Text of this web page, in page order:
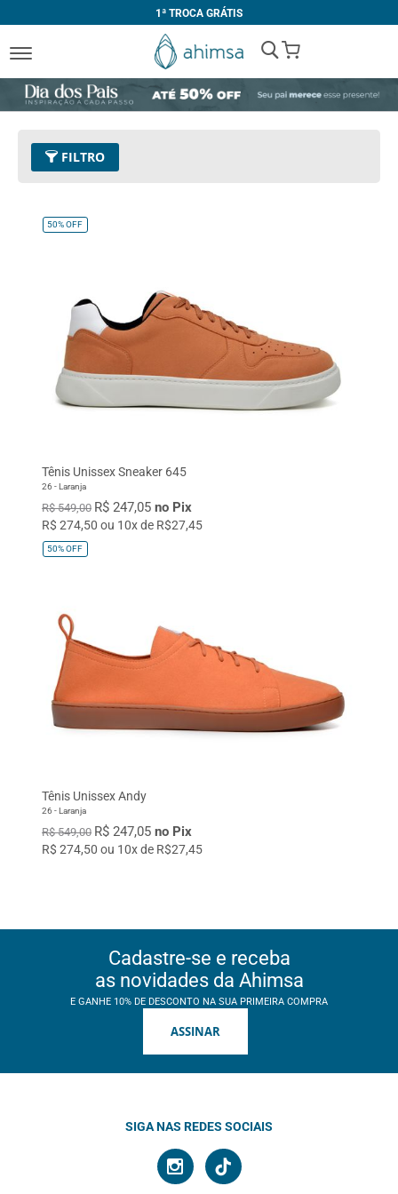
1ª TROCA GRÁTIS
My Cart
FILTRO
Tamanho
50%OFF
Tênis Unissex Sneaker 645
26 - Laranja
R$ 549,00 R$ 247,05 no Pix
R$ 274,50 ou 10x de R$27,45
50%OFF
Tênis Unissex Andy
26 - Laranja
R$ 549,00 R$ 247,05 no Pix
R$ 274,50 ou 10x de R$27,45
Cadastre-se e receba
as novidades da Ahimsa
E GANHE 10% DE DESCONTO NA SUA PRIMEIRA COMPRA
ASSINAR
SIGA NAS REDES SOCIAIS